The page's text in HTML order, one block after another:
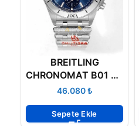
BREITLING
CHRONOMAT B01 42
AB0134101C1A1
₺
Sepete Ekle